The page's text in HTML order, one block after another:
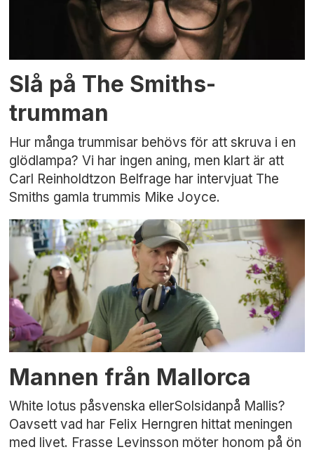
Slå på The Smiths-
trumman
Hur många trummisar behövs för att skruva i en
glödlampa? Vi har ingen aning, men klart är att
Carl Reinholdtzon Belfrage har intervjuat The
Smiths gamla trummis Mike Joyce.
Mannen från Mallorca
White lotus påsvenska ellerSolsidanpå Mallis?
Oavsett vad har Felix Herngren hittat meningen
med livet. Frasse Levinsson möter honom på ön